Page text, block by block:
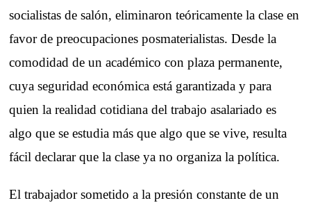
socialistas de salón, eliminaron teóricamente la clase en
favor de preocupaciones posmaterialistas. Desde la
comodidad de un académico con plaza permanente,
cuya seguridad económica está garantizada y para
quien la realidad cotidiana del trabajo asalariado es
algo que se estudia más que algo que se vive, resulta
fácil declarar que la clase ya no organiza la política.
El trabajador sometido a la presión constante de un